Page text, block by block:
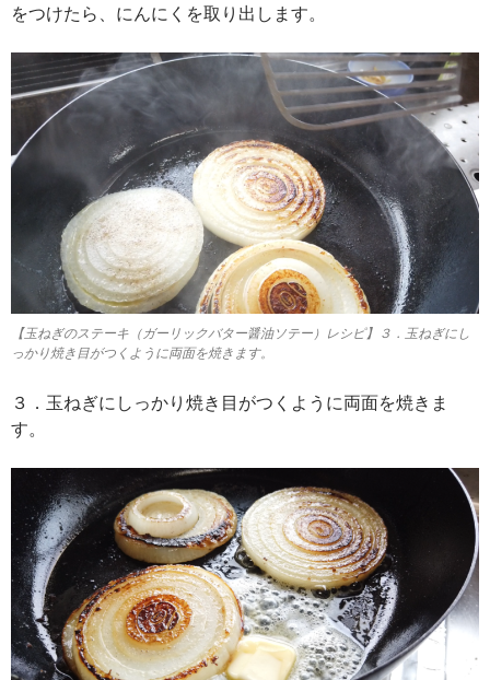
をつけたら、にんにくを取り出します。
【玉ねぎのステーキ（ガーリックバター醤油ソテー）レシピ】３．玉ねぎにし
っかり焼き目がつくように両面を焼きます。
３．玉ねぎにしっかり焼き目がつくように両面を焼きま
す。